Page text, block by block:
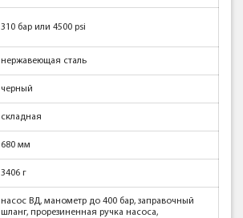
310 бар или 4500 psi
нержавеющая сталь
черный
складная
680 мм
3406 г
насос ВД, манометр до 400 бар, заправочный
шланг, прорезиненная ручка насоса,